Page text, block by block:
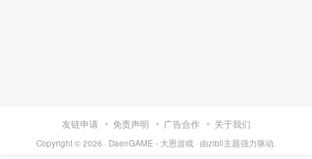
友链申请 免责声明 广告合作 关于我们
Copyright © 2026 · DaenGAME - 大恩游戏 · 由zibll主题强力驱动.